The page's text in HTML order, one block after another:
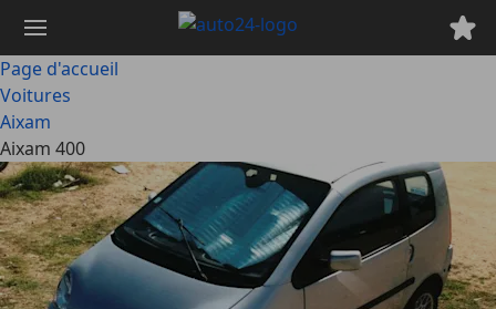
contenu
principal
Page d'accueil
Voitures
Aixam
Aixam 400